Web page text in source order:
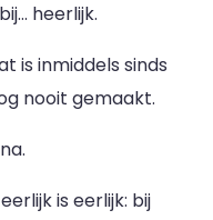
heerlijk.
is inmiddels sinds
nooit gemaakt.
is eerlijk: bij